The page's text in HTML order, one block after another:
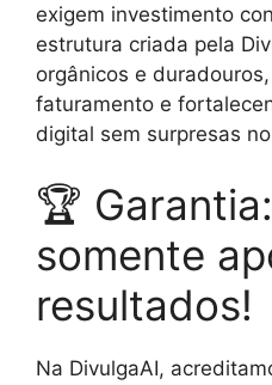
exigem investimento
estrutura criada pela
orgânicos e
faturamento e
digital sem surpresas
🏆
somente
resultados!
Na DivulgaAI,